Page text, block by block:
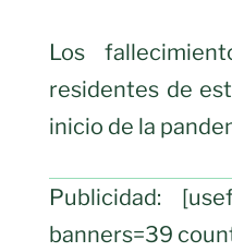
Los
residentes de
inicio de la
Publicidad:
banners=39